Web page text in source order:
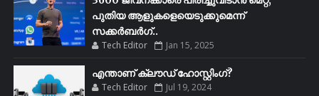
പുതിയ ആളുകളെയെടുക്കുമെന്ന്
സക്കർബർഗ്..
Tech Editor Jan 15, 2025
എന്താണ് ക്ലൗഡ് ഹോസ്റ്റിംഗ്?
Tech Editor Jul 19, 2024